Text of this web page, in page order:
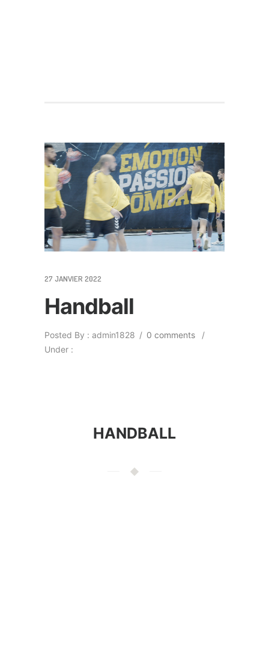
27 JANVIER 2022
Handball
Posted By : admin1828 / 0 comments
/
Under :
HANDBALL